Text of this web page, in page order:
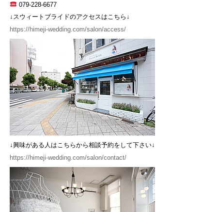
079-228-6677
↓スウィートブライドのアクセスはこちら↓
https://himeji-wedding.com/salon/access/
↓興味がある人はこちらから相談予約をして下さい↓
https://himeji-wedding.com/salon/contact/